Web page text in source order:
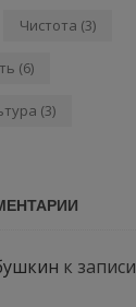
Чистота (3)
(6)
(3)
к записи